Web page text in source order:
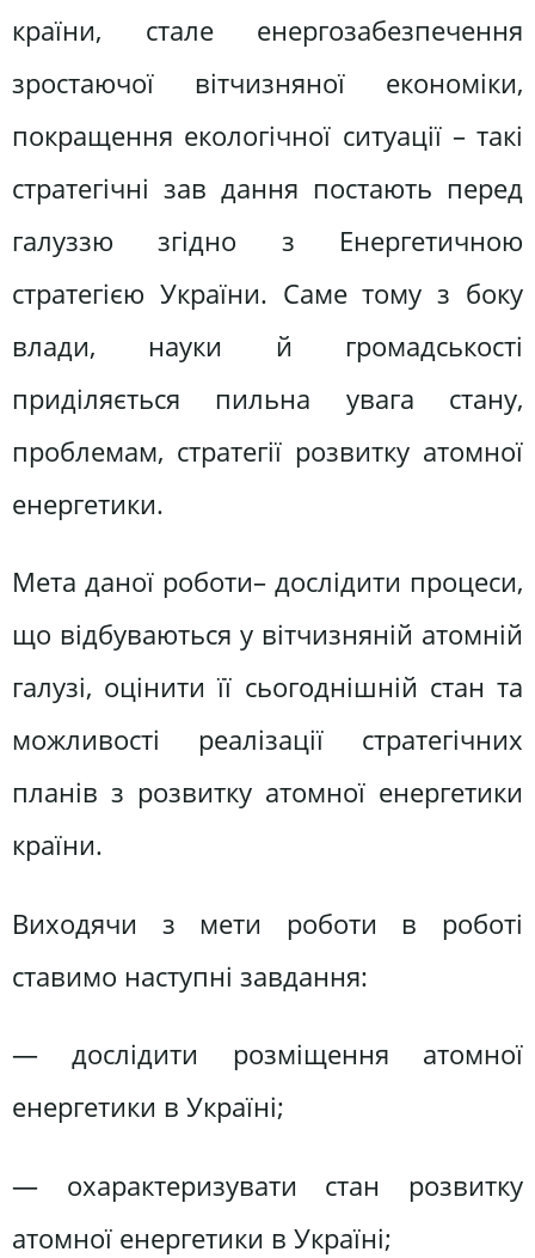
країни, стале енергозабезпечення
зростаючої вітчизняної економіки,
покращення екологічної ситуації – такі
стратегічні зав дання постають перед
галуззю згідно з Енергетичною
стратегією України. Саме тому з боку
влади, науки й громадськості
приділяється пильна увага стану,
проблемам, стратегії розвитку атомної
енергетики.
Мета даної роботи– дослідити процеси,
що відбуваються у вітчизняній атомній
галузі, оцінити її сьогоднішній стан та
можливості реалізації стратегічних
планів з розвитку атомної енергетики
країни.
Виходячи з мети роботи в роботі
ставимо наступні завдання:
— дослідити розміщення атомної
енергетики в Україні;
— охарактеризувати стан розвитку
атомної енергетики в Україні;